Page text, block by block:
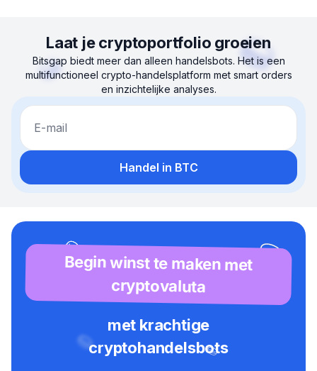
Laat je cryptoportfolio groeien
Bitsgap biedt meer dan alleen handelsbots. Het is een
multifunctioneel crypto-handelsplatform met smart orders
en inzichtelijke analyses.
E-mail
Handel in BTC
Begin winst te maken met
cryptovaluta
met krachtige
cryptohandelsbots